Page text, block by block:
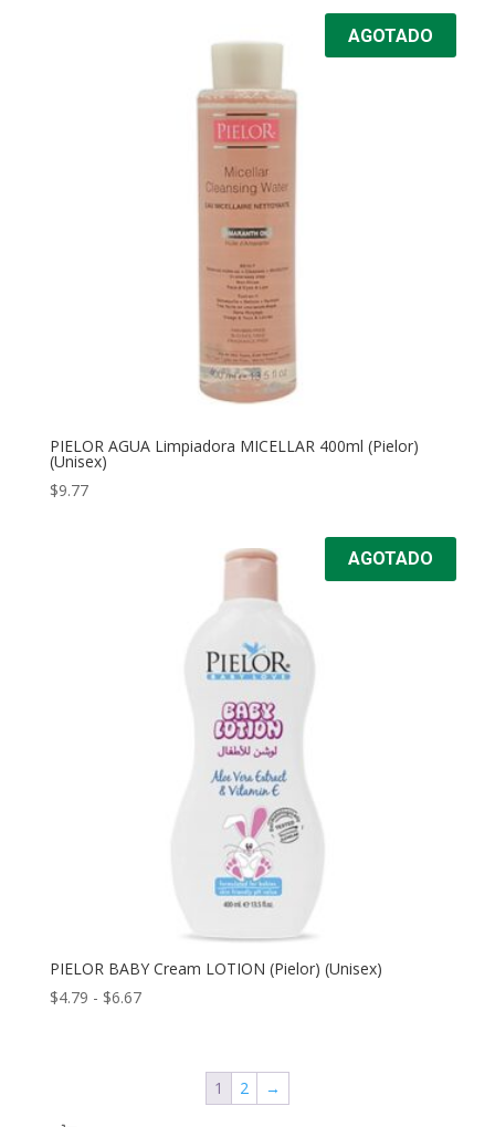
hasta
AGOTADO
PIELOR AGUA Limpiadora MICELLAR 400ml (Pielor)
(Unisex)
$9.77
AGOTADO
PIELOR BABY Cream LOTION (Pielor) (Unisex)
$4.79 - $6.67Rango
1 2 →